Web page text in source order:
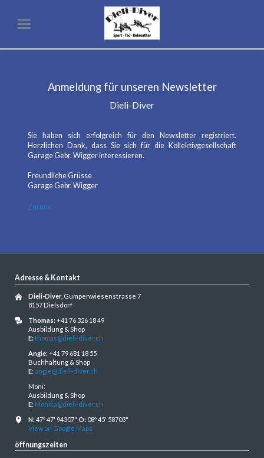
Anmeldung für unseren Newsletter
Dieli-Diver
Sie haben sich erfolgreich für den Newsletter registriert.
Herzlichen Dank, dass Sie sich für die Kollektivgesellschaft
Garage Gebr. Wigger interessieren.
Freundliche Grüsse
Garage Gebr. Wigger
Zurück
Adresse & Kontakt
Dieli-Diver, Gumpenwiesenstrasse 7
8157 Dielsdorf
Thomas:+41 76 326 18 49
Ausbildung & Shop
E:thomas@dieli-diver.ch
Angie: +41 79 681 18 55
Buchhaltung & Shop
E: angie@dieli-diver.ch
Moni:
Ausbildung & Shop
E: Monika@dieli-diver.ch
N:47º 47' 94307" O:08º 45' 58703"
View on Google Maps
öffnungszeiten